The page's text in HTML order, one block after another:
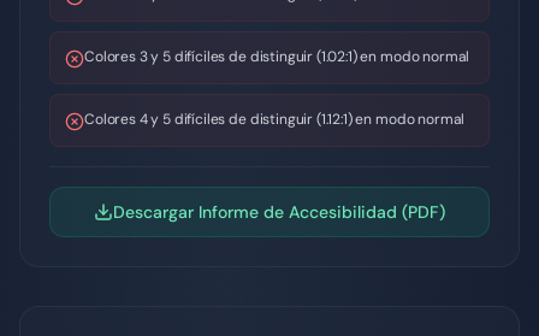
Colores 3 y 5 difíciles de distinguir (1.02:1) en modo normal
Colores 4 y 5 difíciles de distinguir (1.12:1) en modo normal
Descargar Informe de Accesibilidad (PDF)